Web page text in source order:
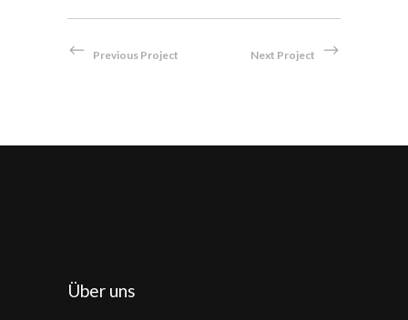
Previous Project Next Project
Über uns